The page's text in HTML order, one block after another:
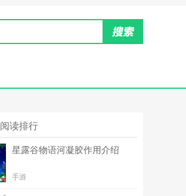
阅读排行
星露谷物语河凝胶作用介绍
手游